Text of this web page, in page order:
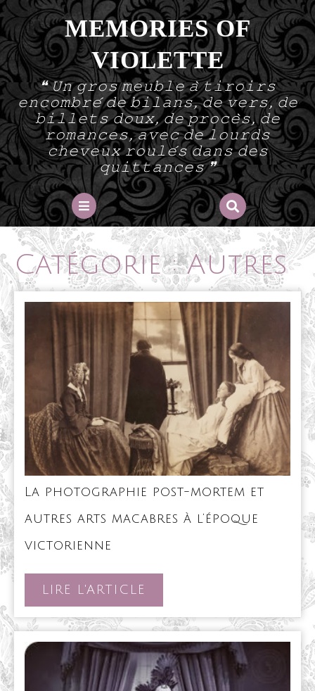
Skip
to
content
MEMORIES OF
VIOLETTE
❝ 𝚄𝚗 𝚐𝚛𝚘𝚜 𝚖𝚎𝚞𝚋𝚕𝚎 𝚊̀ 𝚝𝚒𝚛𝚘𝚒𝚛𝚜
𝚎𝚗𝚌𝚘𝚖𝚋𝚛𝚎́ 𝚍𝚎 𝚋𝚒𝚕𝚊𝚗𝚜, 𝚍𝚎 𝚟𝚎𝚛𝚜, 𝚍𝚎
𝚋𝚒𝚕𝚕𝚎𝚝𝚜 𝚍𝚘𝚞𝚡, 𝚍𝚎 𝚙𝚛𝚘𝚌𝚎̀𝚜, 𝚍𝚎
𝚛𝚘𝚖𝚊𝚗𝚌𝚎𝚜, 𝚊𝚟𝚎𝚌 𝚍𝚎 𝚕𝚘𝚞𝚛𝚍𝚜
𝚌𝚑𝚎𝚟𝚎𝚞𝚡 𝚛𝚘𝚞𝚕𝚎́𝚜 𝚍𝚊𝚗𝚜 𝚍𝚎𝚜
𝚚𝚞𝚒𝚝𝚝𝚊𝚗𝚌𝚎𝚜 ❞
Open
Button
Catégorie :Autres
La photographie post-mortem et
autres arts macabres à l’époque
victorienne
et
autres
arts
macabres
à
l’époque
victorienne
LIRE L'ARTICLE
L'ARTICLE